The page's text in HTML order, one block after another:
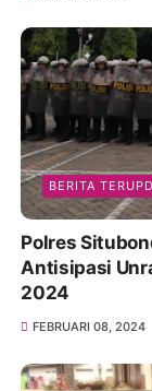
BERITA
Polres
Antisipasi
2024
FEBRUARI 08, 2024